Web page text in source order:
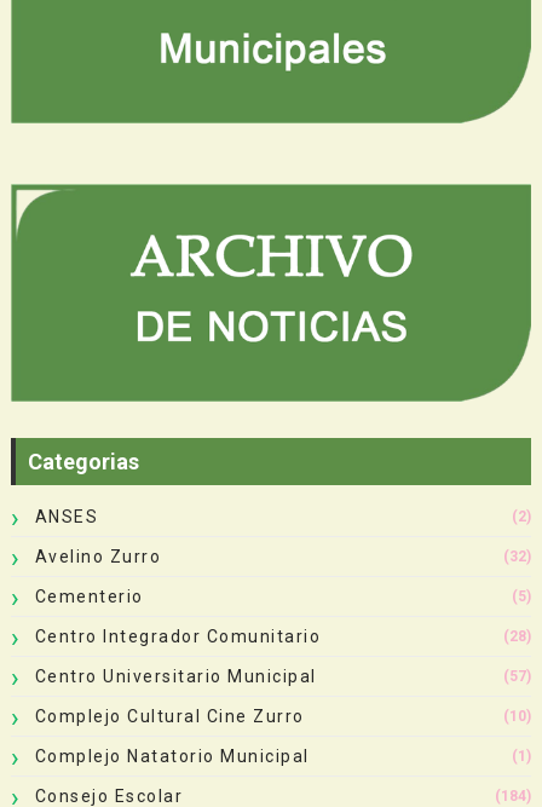
Categorias
ANSES (2)
Avelino Zurro (32)
Cementerio (5)
Centro Integrador Comunitario (28)
Centro Universitario Municipal (57)
Complejo Cultural Cine Zurro (10)
Complejo Natatorio Municipal (1)
Consejo Escolar (184)